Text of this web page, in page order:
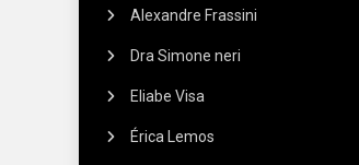
Alexandre Frassini
Dra Simone neri
Eliabe Visa
Érica Lemos